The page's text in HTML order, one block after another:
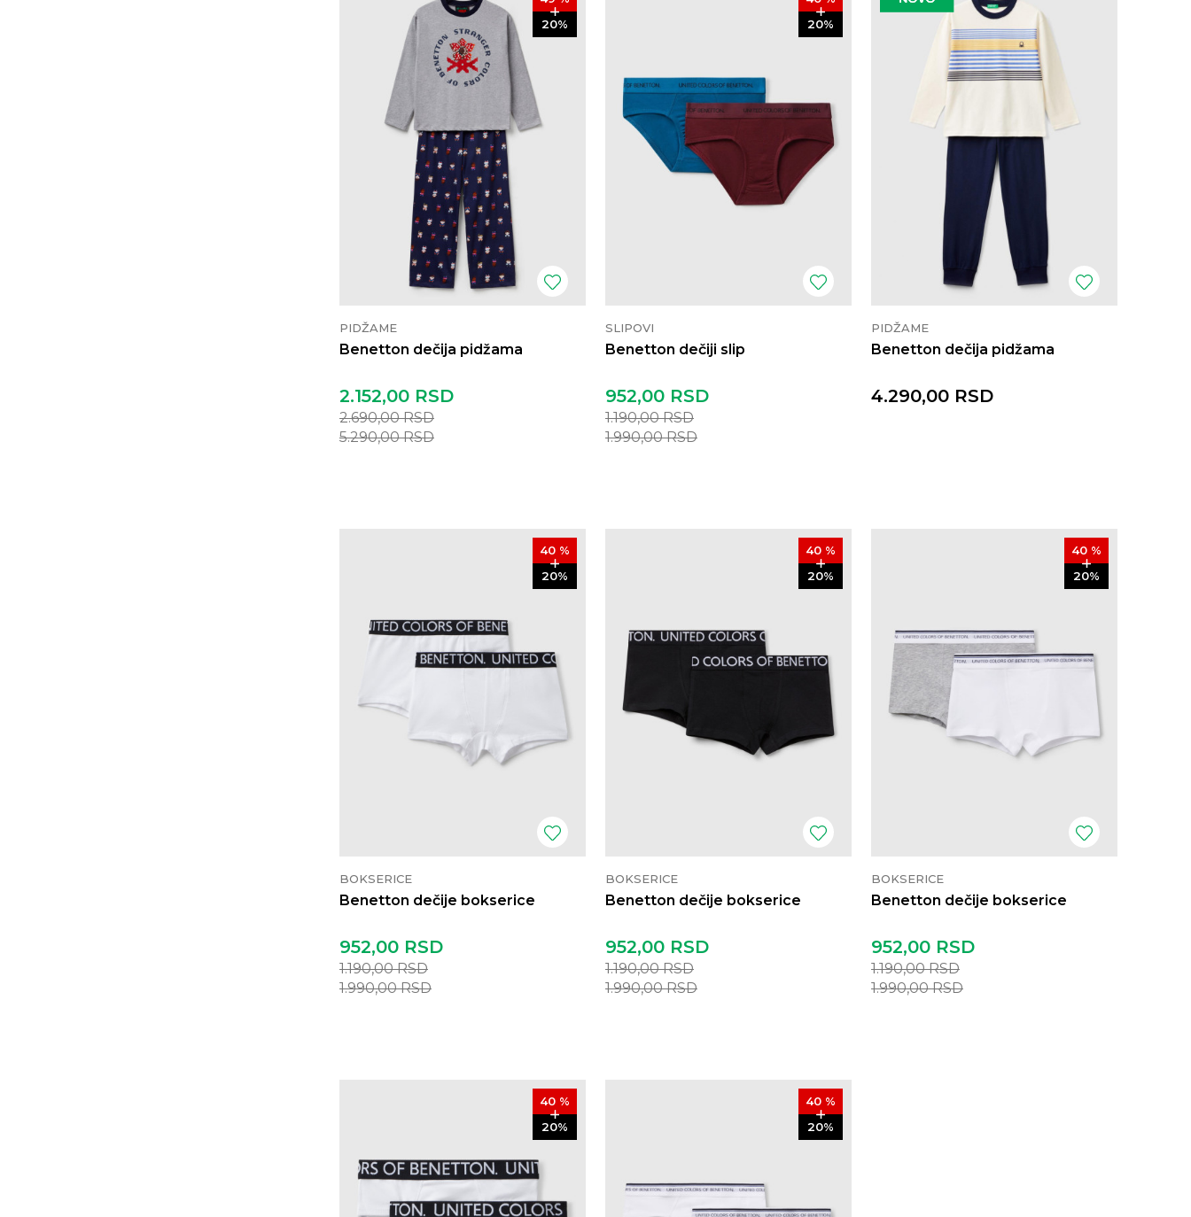
20%
PIDŽAME
Benetton dečija pidžama
2.152,00 RSD
2.690,00RSD
5.290,00RSD
20%
SLIPOVI
Benetton dečiji slip
952,00 RSD
1.190,00RSD
1.990,00RSD
PIDŽAME
Benetton dečija pidžama
4.290,00 RSD
40 %
20%
BOKSERICE
Benetton dečije bokserice
952,00 RSD
1.190,00RSD
1.990,00RSD
40 %
20%
BOKSERICE
Benetton dečije bokserice
952,00 RSD
1.190,00RSD
1.990,00RSD
40 %
20%
BOKSERICE
Benetton dečije bokserice
952,00 RSD
1.190,00RSD
1.990,00RSD
40 %
20%
40 %
20%